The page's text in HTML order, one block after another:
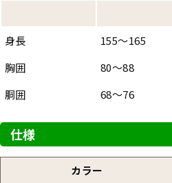
身長
155～165
胸囲
80～88
胴囲
68～76
仕様
カラー